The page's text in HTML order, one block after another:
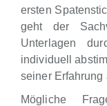
ersten
geht der
Unterlagen
individuell
seiner
Mögliche